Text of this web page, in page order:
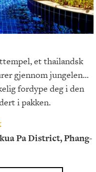
et thailandsk
gjennom jungelen...
fordype deg i den
i pakken.
Pa District, Phang-